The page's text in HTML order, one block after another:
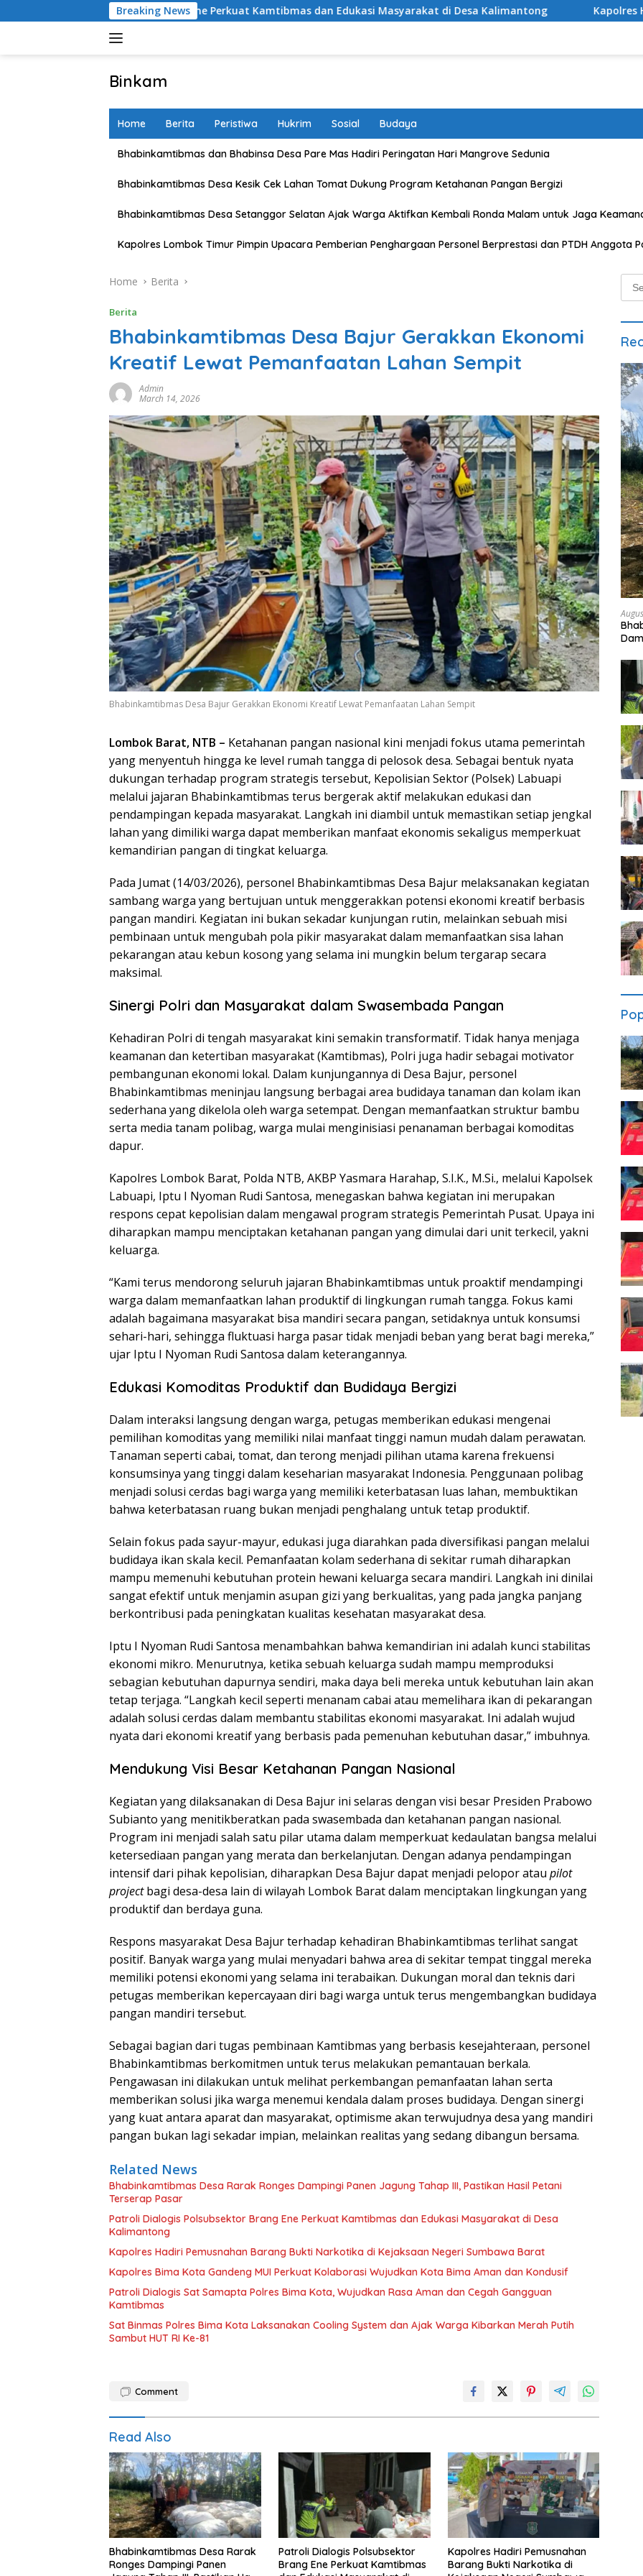
to
Breaking News
Brang Ene Perkuat Kamtibmas dan Edukasi Masyarakat di Desa Kalimantong Kapolres Hadiri Pemusnahan
Binkam
Home Berita Peristiwa Hukrim Sosial Budaya
Bhabinkamtibmas dan Bhabinsa Desa Pare Mas Hadiri Peringatan Hari Mangrove Sedunia
Bhabinkamtibmas Desa Kesik Cek Lahan Tomat Dukung Program Ketahanan Pangan Bergizi
Bhabinkamtibmas Desa Setanggor Selatan Ajak Warga Aktifkan Kembali Ronda Malam untuk Jaga
Kapolres Lombok Timur Pimpin Upacara Pemberian Penghargaan Personel Berprestasi dan PTDH Anggota
Home Berita
Berita
Bhabinkamtibmas Desa Bajur Gerakkan Ekonomi
Kreatif Lewat Pemanfaatan Lahan Sempit
Admin
March 14, 2026
Bhabinkamtibmas Desa Bajur Gerakkan Ekonomi Kreatif Lewat Pemanfaatan Lahan Sempit
Lombok Barat, NTB – Ketahanan pangan nasional kini menjadi fokus utama pemerintah
yang menyentuh hingga ke level rumah tangga di pelosok desa. Sebagai bentuk nyata
dukungan terhadap program strategis tersebut, Kepolisian Sektor (Polsek) Labuapi
melalui jajaran Bhabinkamtibmas terus bergerak aktif melakukan edukasi dan
pendampingan kepada masyarakat. Langkah ini diambil untuk memastikan setiap jengkal
lahan yang dimiliki warga dapat memberikan manfaat ekonomis sekaligus memperkuat
kemandirian pangan di tingkat keluarga.
Pada Jumat (14/03/2026), personel Bhabinkamtibmas Desa Bajur melaksanakan kegiatan
sambang warga yang bertujuan untuk menggerakkan potensi ekonomi kreatif berbasis
pangan mandiri. Kegiatan ini bukan sekadar kunjungan rutin, melainkan sebuah misi
pembinaan untuk mengubah pola pikir masyarakat dalam memanfaatkan sisa lahan
pekarangan atau kebun kosong yang selama ini mungkin belum tergarap secara
maksimal.
Sinergi Polri dan Masyarakat dalam Swasembada Pangan
Kehadiran Polri di tengah masyarakat kini semakin transformatif. Tidak hanya menjaga
keamanan dan ketertiban masyarakat (Kamtibmas), Polri juga hadir sebagai motivator
pembangunan ekonomi lokal. Dalam kunjungannya di Desa Bajur, personel
Bhabinkamtibmas meninjau langsung berbagai area budidaya tanaman dan kolam ikan
sederhana yang dikelola oleh warga setempat. Dengan memanfaatkan struktur bambu
serta media tanam polibag, warga mulai menginisiasi penanaman berbagai komoditas
dapur.
Kapolres Lombok Barat, Polda NTB, AKBP Yasmara Harahap, S.I.K., M.Si., melalui Kapolsek
Labuapi, Iptu I Nyoman Rudi Santosa, menegaskan bahwa kegiatan ini merupakan
respons cepat kepolisian dalam mengawal program strategis Pemerintah Pusat. Upaya ini
diharapkan mampu menciptakan ketahanan pangan yang dimulai dari unit terkecil, yakni
keluarga.
“Kami terus mendorong seluruh jajaran Bhabinkamtibmas untuk proaktif mendampingi
warga dalam memanfaatkan lahan produktif di lingkungan rumah tangga. Fokus kami
adalah bagaimana masyarakat bisa mandiri secara pangan, setidaknya untuk konsumsi
sehari-hari, sehingga fluktuasi harga pasar tidak menjadi beban yang berat bagi mereka,”
ujar Iptu I Nyoman Rudi Santosa dalam keterangannya.
Edukasi Komoditas Produktif dan Budidaya Bergizi
Dalam interaksi langsung dengan warga, petugas memberikan edukasi mengenai
pemilihan komoditas yang memiliki nilai manfaat tinggi namun mudah dalam perawatan.
Tanaman seperti cabai, tomat, dan terong menjadi pilihan utama karena frekuensi
konsumsinya yang tinggi dalam keseharian masyarakat Indonesia. Penggunaan polibag
menjadi solusi cerdas bagi warga yang memiliki keterbatasan luas lahan, membuktikan
bahwa keterbatasan ruang bukan menjadi penghalang untuk tetap produktif.
Selain fokus pada sayur-mayur, edukasi juga diarahkan pada diversifikasi pangan melalui
budidaya ikan skala kecil. Pemanfaatan kolam sederhana di sekitar rumah diharapkan
mampu memenuhi kebutuhan protein hewani keluarga secara mandiri. Langkah ini dinilai
sangat efektif untuk menjamin asupan gizi yang berkualitas, yang pada jangka panjang
berkontribusi pada peningkatan kualitas kesehatan masyarakat desa.
Iptu I Nyoman Rudi Santosa menambahkan bahwa kemandirian ini adalah kunci stabilitas
ekonomi mikro. Menurutnya, ketika sebuah keluarga sudah mampu memproduksi
sebagian kebutuhan dapurnya sendiri, maka daya beli mereka untuk kebutuhan lain akan
tetap terjaga. “Langkah kecil seperti menanam cabai atau memelihara ikan di pekarangan
adalah solusi cerdas dalam membantu stabilitas ekonomi masyarakat. Ini adalah wujud
nyata dari ekonomi kreatif yang berbasis pada pemenuhan kebutuhan dasar,” imbuhnya.
Mendukung Visi Besar Ketahanan Pangan Nasional
Kegiatan yang dilaksanakan di Desa Bajur ini selaras dengan visi besar Presiden Prabowo
Subianto yang menitikberatkan pada swasembada dan ketahanan pangan nasional.
Program ini menjadi salah satu pilar utama dalam memperkuat kedaulatan bangsa melalui
ketersediaan pangan yang merata dan berkelanjutan. Dengan adanya pendampingan
intensif dari pihak kepolisian, diharapkan Desa Bajur dapat menjadi pelopor atau pilot
projectbagi desa-desa lain di wilayah Lombok Barat dalam menciptakan lingkungan yang
produktif dan berdaya guna.
Respons masyarakat Desa Bajur terhadap kehadiran Bhabinkamtibmas terlihat sangat
positif. Banyak warga yang mulai menyadari bahwa area di sekitar tempat tinggal mereka
memiliki potensi ekonomi yang selama ini terabaikan. Dukungan moral dan teknis dari
petugas memberikan kepercayaan diri bagi warga untuk terus mengembangkan budidaya
pangan mandiri tersebut.
Sebagai bagian dari tugas pembinaan Kamtibmas yang berbasis kesejahteraan, personel
Bhabinkamtibmas berkomitmen untuk terus melakukan pemantauan berkala.
Pengawasan ini dilakukan untuk melihat perkembangan pemanfaatan lahan serta
memberikan solusi jika warga menemui kendala dalam proses budidaya. Dengan sinergi
yang kuat antara aparat dan masyarakat, optimisme akan terwujudnya desa yang mandiri
pangan bukan lagi sekadar impian, melainkan realitas yang sedang dibangun bersama.
Related News
Bhabinkamtibmas Desa Rarak Ronges Dampingi Panen Jagung Tahap III, Pastikan Hasil Petani
Terserap Pasar
Patroli Dialogis Polsubsektor Brang Ene Perkuat Kamtibmas dan Edukasi Masyarakat di Desa
Kalimantong
Kapolres Hadiri Pemusnahan Barang Bukti Narkotika di Kejaksaan Negeri Sumbawa Barat
Kapolres Bima Kota Gandeng MUI Perkuat Kolaborasi Wujudkan Kota Bima Aman dan Kondusif
Patroli Dialogis Sat Samapta Polres Bima Kota, Wujudkan Rasa Aman dan Cegah Gangguan
Kamtibmas
Sat Binmas Polres Bima Kota Laksanakan Cooling System dan Ajak Warga Kibarkan Merah Putih
Sambut HUT RI Ke-81
Comment
Read Also
Bhabinkamtibmas Desa Rarak
Ronges Dampingi Panen
Patroli Dialogis Polsubsektor
Brang Ene Perkuat Kamtibmas
Kapolres Hadiri Pemusnahan
Barang Bukti Narkotika di
for: